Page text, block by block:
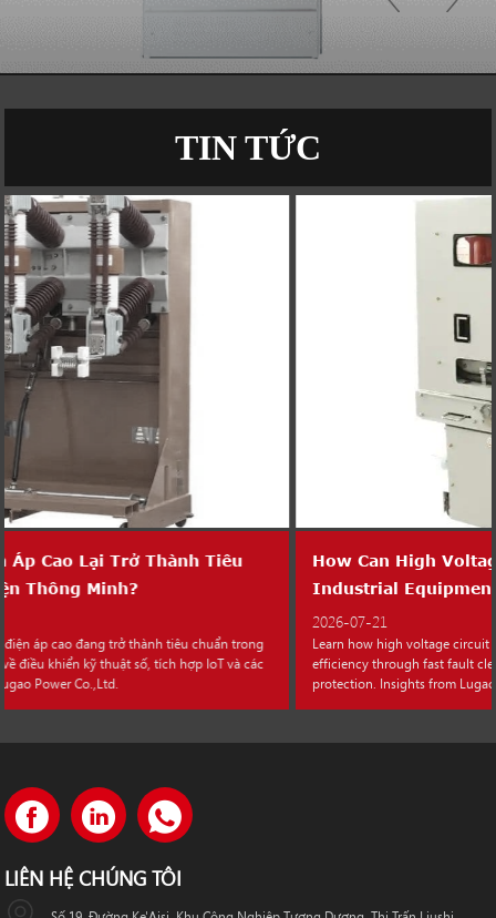
TIN TỨC
How Can High Voltage Circuit Breakers Improve
Industrial Equipment Efficiency?
Learn how high voltage circuit breakers improve industrial equipment
efficiency through fast fault clearing, reduced downtime, and system
protection. Insights from Lugao Power Co.,Ltd.
LIÊN HỆ CHÚNG TÔI